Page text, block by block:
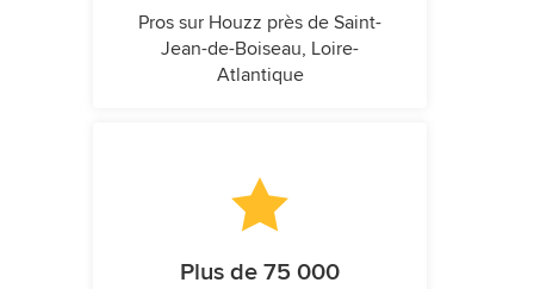
Pros sur Houzz près de Saint-
Jean-de-Boiseau, Loire-
Atlantique
Plus de 75 000